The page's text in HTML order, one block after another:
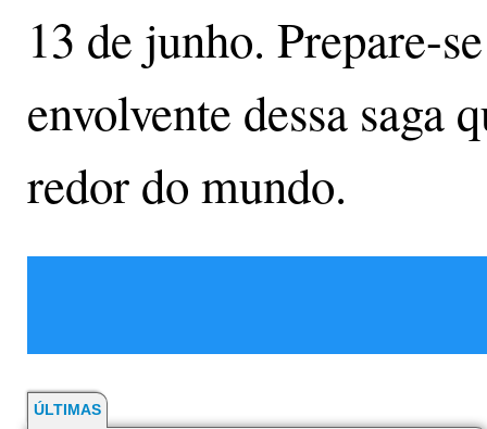
13 de junho. Prepare-
envolvente dessa saga
redor do mundo.
ÚLTIMAS